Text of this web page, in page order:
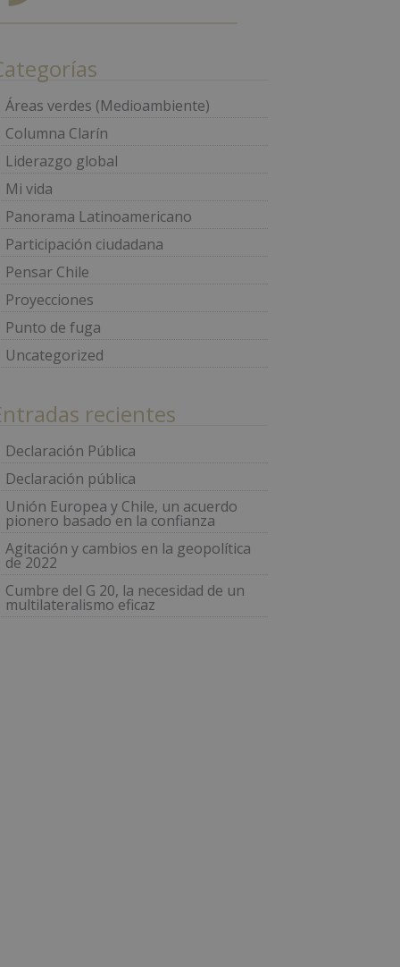
Áreas verdes (Medioambiente)
Columna Clarín
Liderazgo global
Mi vida
Panorama Latinoamericano
Participación ciudadana
Pensar Chile
Proyecciones
Punto de fuga
Uncategorized
recientes
Declaración Pública
Declaración pública
Unión Europea y Chile, un acuerdo
pionero basado en la confianza
Agitación y cambios en la geopolítica
de 2022
Cumbre del G 20, la necesidad de un
multilateralismo eficaz